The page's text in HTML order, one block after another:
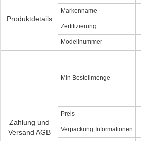
Produktdetails
Markenname
Zertifizierung
Modellnummer
Zahlung und
Versand AGB
Min Bestellmenge
Preis
Verpackung Informationen